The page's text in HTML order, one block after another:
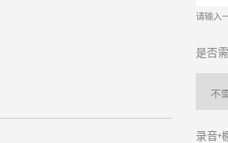
请输入
是否
录音+